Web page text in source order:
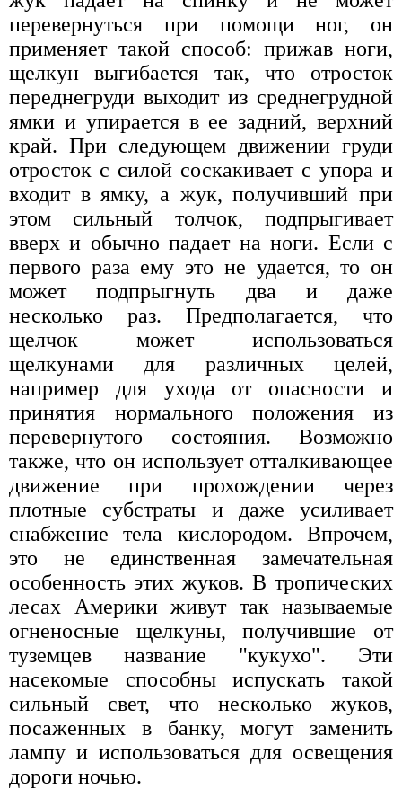
перевернуться при помощи ног, он
применяет такой способ: прижав ноги,
щелкун выгибается так, что отросток
переднегруди выходит из среднегрудной
ямки и упирается в ее задний, верхний
край. При следующем движении груди
отросток с силой соскакивает с упора и
входит в ямку, а жук, получивший при
этом сильный толчок, подпрыгивает
вверх и обычно падает на ноги. Если с
первого раза ему это не удается, то он
может подпрыгнуть два и даже
несколько раз. Предполагается, что
щелчок может использоваться
щелкунами для различных целей,
например для ухода от опасности и
принятия нормального положения из
перевернутого состояния. Возможно
также, что он использует отталкивающее
движение при прохождении через
плотные субстраты и даже усиливает
снабжение тела кислородом. Впрочем,
это не единственная замечательная
особенность этих жуков. В тропических
лесах Америки живут так называемые
огненосные щелкуны, получившие от
туземцев название "кукухо". Эти
насекомые способны испускать такой
сильный свет, что несколько жуков,
посаженных в банку, могут заменить
лампу и использоваться для освещения
дороги ночью.